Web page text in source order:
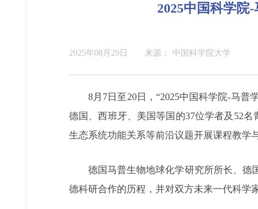
2025中国科学
2025年08月29日 来源： 中国科学院大学
8月7日至20日，“2025中国科学院-马
德国、西班牙、美国等国的37位学者及52
生态系统功能关系等前沿议题开展课程教学
德国马普生物地球化学研究所所长、德
德科研合作的历程，并对双方未来一代科学